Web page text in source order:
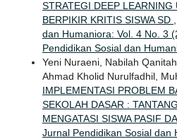
STRATEGI DEEP LEARNING
BERPIKIR KRITIS SISWA SD
dan Humaniora: Vol. 4 No. 3
Pendidikan Sosial dan
Yeni Nuraeni, Nabilah
Ahmad Kholid Nurulfadhil,
IMPLEMENTASI PROBLEM
SEKOLAH DASAR :
MENGATASI SISWA PASIF
Jurnal Pendidikan Sosial dan